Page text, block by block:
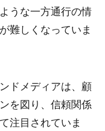
うな一方通行の情
難しくなっていま
ドメディアは、顧
を図り、信頼関係
注目されていま